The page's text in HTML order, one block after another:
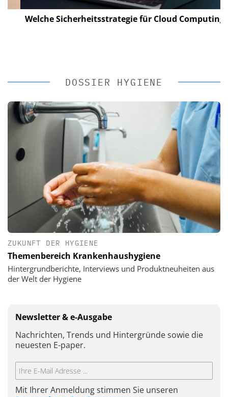
Welche Sicherheitsstrategie für Cloud Computing?
DOSSIER HYGIENE
ZUKUNFT DER HYGIENE
Themenbereich Krankenhaushygiene
Hintergrundberichte, Interviews und Produktneuheiten aus
der Welt der Hygiene
Newsletter & e-Ausgabe
Nachrichten, Trends und Hintergründe sowie die
neuesten E-paper.
Mit Ihrer Anmeldung stimmen Sie unseren